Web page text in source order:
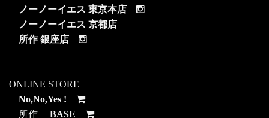
ノーノーイエス 東京本店
ノーノーイエス 京都店
所作 銀座店
ONLINE STORE
No,No,Yes !
所作 BASE